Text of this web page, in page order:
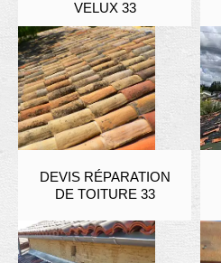
VELUX 33
DEVIS RÉPARATION
DE TOITURE 33